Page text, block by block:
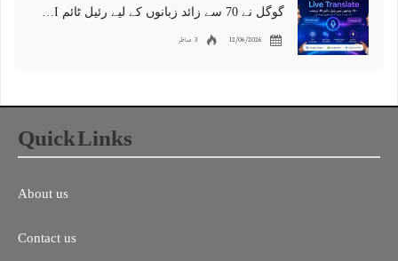
گوگل نے 70 سے زائد زبانوں کے لیے رئیل ٹائم AI مترجم متعارف کرا دیا
12/06/2026 3 مناظر
Quick Links
About us
Contact us